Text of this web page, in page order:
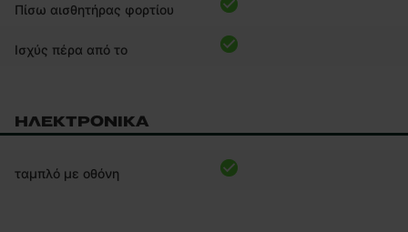
Πίσω αισθητήρας φορτίου
Ισχύς πέρα από το
ΗΛΕΚΤΡΟΝΙΚΆ
ταμπλό με οθόνη